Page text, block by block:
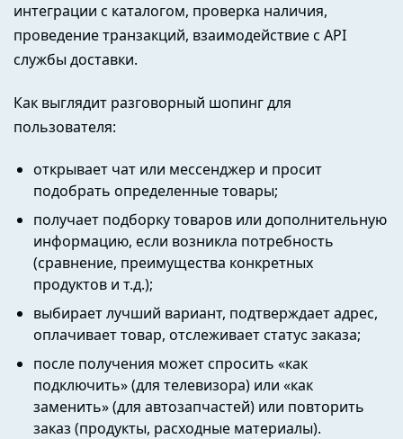
интеграции с каталогом, проверка наличия,
проведение транзакций, взаимодействие с API
службы доставки.
Как выглядит разговорный шопинг для
пользователя:
открывает чат или мессенджер и просит
подобрать определенные товары;
получает подборку товаров или дополнительную
информацию, если возникла потребность
(сравнение, преимущества конкретных
продуктов и т.д.);
выбирает лучший вариант, подтверждает адрес,
оплачивает товар, отслеживает статус заказа;
после получения может спросить «как
подключить» (для телевизора) или «как
заменить» (для автозапчастей) или повторить
заказ (продукты, расходные материалы).